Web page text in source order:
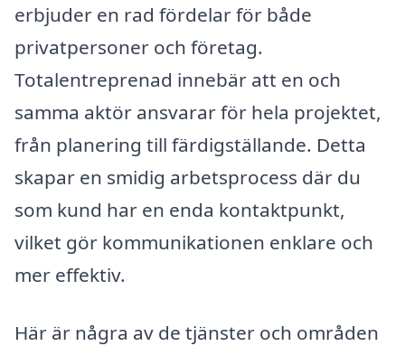
erbjuder en rad fördelar för både
privatpersoner och företag.
Totalentreprenad innebär att en och
samma aktör ansvarar för hela projektet,
från planering till färdigställande. Detta
skapar en smidig arbetsprocess där du
som kund har en enda kontaktpunkt,
vilket gör kommunikationen enklare och
mer effektiv.
Här är några av de tjänster och områden